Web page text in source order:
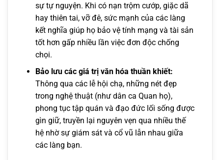
sự tự nguyện. Khi có nạn trộm cướp, giặc dã
hay thiên tai, vỡ đê, sức mạnh của các làng
kết nghĩa giúp họ bảo vệ tính mạng và tài sản
tốt hơn gấp nhiều lần việc đơn độc chống
chọi.
Bảo lưu các giá trị văn hóa thuần khiết:
Thông qua các lễ hội chạ, những nét đẹp
trong nghệ thuật (như dân ca Quan họ),
phong tục tập quán và đạo đức lối sống được
gìn giữ, truyền lại nguyên vẹn qua nhiều thế
hệ nhờ sự giám sát và cổ vũ lẫn nhau giữa
các làng bạn.